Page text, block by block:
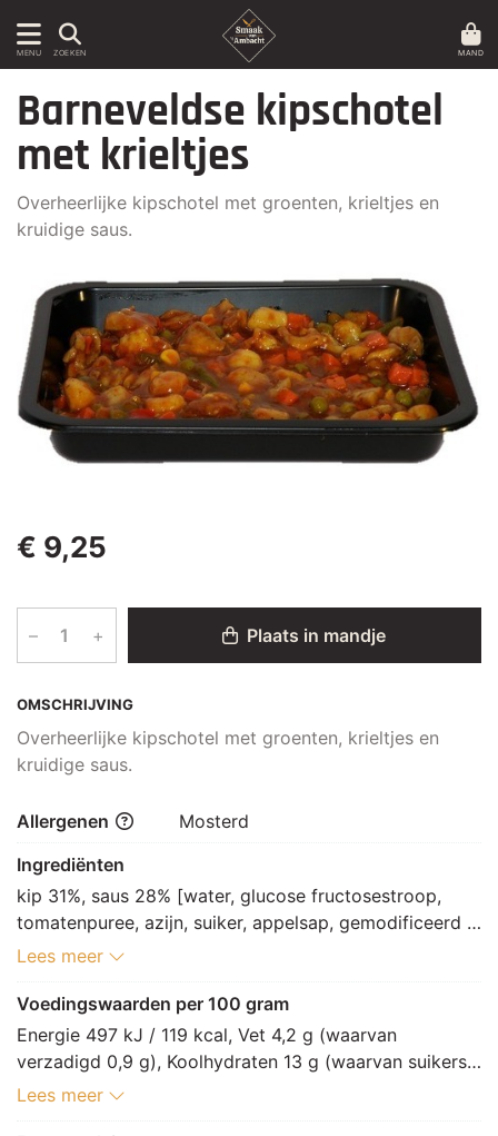
MENU ZOEKEN MAND
OMSCHRIJVING
Overheerlijke kipschotel met groenten, krieltjes en
kruidige saus.
Barneveldse kipschotel
met krieltjes
Overheerlijke kipschotel met groenten, krieltjes en
kruidige saus.
€ 9,25
– + Plaats in mandje
Allergenen
Mosterd
Ingrediënten
kip 31%, saus 28% [water, glucose fructosestroop,
tomatenpuree, azijn, suiker, appelsap, gemodificeerd
maiszetmeel, zout, appelpuree, kruiden en specerij
fenegriek (PEULVRUCHTEN), komijn, venkelzaad,
zwarte peper, kruidnagel, kardemom, nootmuskaat,
witte peper, kaneel, koriander], raapolie, aroma,
zoethoutpoeder, verdikkingsmiddel: E412, E415,
Lees meer
Voedingswaarden per 100 gram
Energie 497 kJ / 119 kcal, Vet 4,2 g (waarvan
verzadigd 0,9 g), Koolhydraten 13 g (waarvan suikers
8,9 g), Vezels 1 g, Eiwitten 7,4 g, Zout 0,9 g.
Lees meer